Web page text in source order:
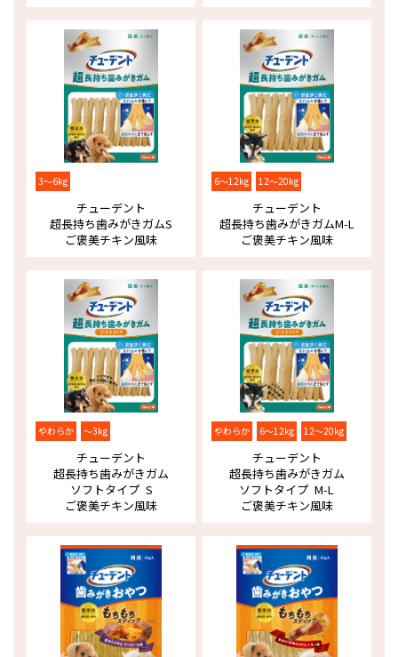
3～6kg
チューデント
超長持ち歯みがきガムS
ご褒美チキン風味
6～12kg 12～20kg
チューデント
超長持ち歯みがきガムM-L
ご褒美チキン風味
やわらか ～3kg
チューデント
超長持ち歯みがきガム
ソフトタイプ S
ご褒美チキン風味
やわらか 6～12kg 12～20kg
チューデント
超長持ち歯みがきガム
ソフトタイプ M-L
ご褒美チキン風味